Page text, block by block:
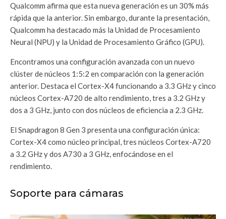
Qualcomm afirma que esta nueva generación es un 30% más
rápida que la anterior. Sin embargo, durante la presentación,
Qualcomm ha destacado más la Unidad de Procesamiento
Neural (NPU) y la Unidad de Procesamiento Gráfico (GPU).
Encontramos una configuración avanzada con un nuevo
clúster de núcleos 1:5:2 en comparación con la generación
anterior. Destaca el Cortex-X4 funcionando a 3.3 GHz y cinco
núcleos Cortex-A720 de alto rendimiento, tres a 3.2 GHz y
dos a 3 GHz, junto con dos núcleos de eficiencia a 2.3 GHz.
El Snapdragon 8 Gen 3 presenta una configuración única:
Cortex-X4 como núcleo principal, tres núcleos Cortex-A720
a 3.2 GHz y dos A730 a 3 GHz, enfocándose en el
rendimiento.
Soporte para cámaras